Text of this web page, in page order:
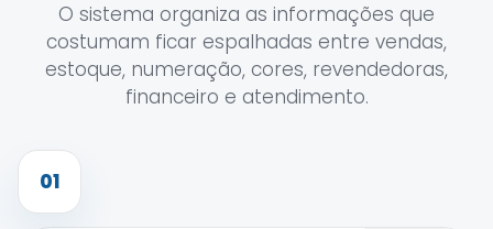
O sistema organiza as informações que
costumam ficar espalhadas entre vendas,
estoque, numeração, cores, revendedoras,
financeiro e atendimento.
01